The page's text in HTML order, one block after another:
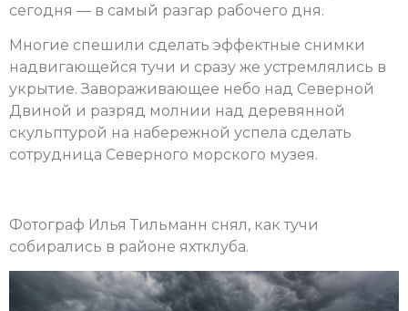
сегодня — в самый разгар рабочего дня.
Многие спешили сделать эффектные снимки
надвигающейся тучи и сразу же устремлялись в
укрытие. Завораживающее небо над Северной
Двиной и разряд молнии над деревянной
скульптурой на набережной успела сделать
сотрудница Северного морского музея.
Фотограф Илья Тильманн снял, как тучи
собирались в районе яхтклуба.